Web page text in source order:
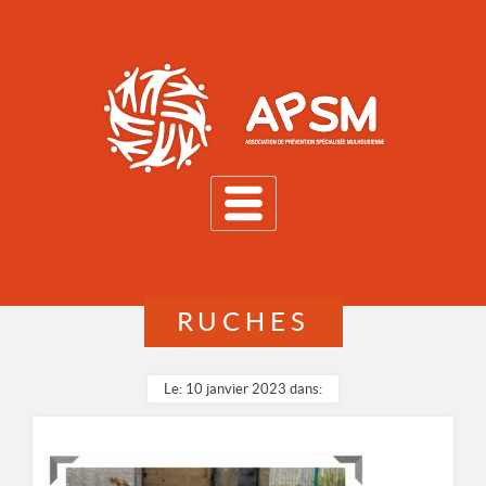
MENU
RUCHES
Le: 10 janvier 2023 dans: